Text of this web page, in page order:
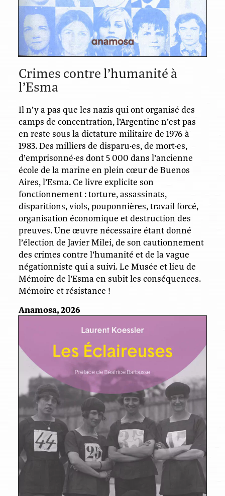
Crimes contre l’humanité à
l’Esma
Il n’y a pas que les nazis qui ont organisé des
camps de concentration, l’Argentine n’est pas
en reste sous la dictature militaire de 1976 à
1983. Des milliers de disparu·es, de mort·es,
d’emprisonné·es dont 5 000 dans l’ancienne
école de la marine en plein cœur de Buenos
Aires, l’Esma. Ce livre explicite son
fonctionnement : torture, assassinats,
disparitions, viols, pouponnières, travail forcé,
organisation économique et destruction des
preuves. Une œuvre nécessaire étant donné
l’élection de Javier Milei, de son cautionnement
des crimes contre l’humanité et de la vague
négationniste qui a suivi. Le Musée et lieu de
Mémoire de l’Esma en subit les conséquences.
Mémoire et résistance !
Anamosa, 2026